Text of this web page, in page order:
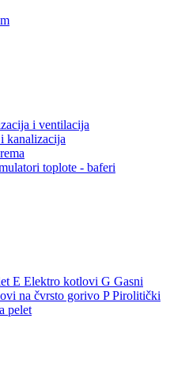
i ventilacija
kanalizacija
toplote - baferi
E Elektro kotlovi G Gasni
na čvrsto gorivo P Pirolitički
pelet